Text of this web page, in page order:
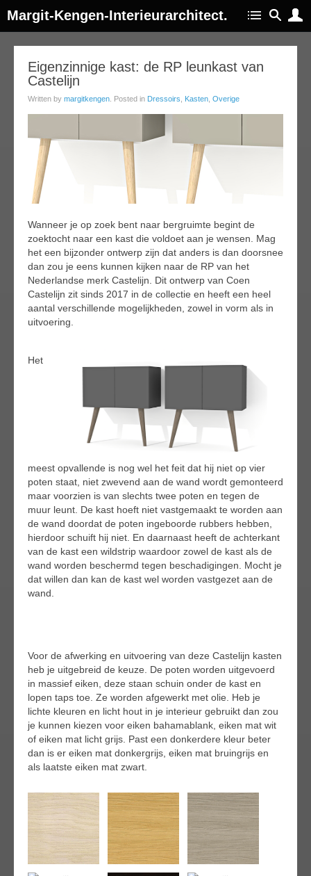
Margit-Kengen-Interieurarchitect.
Eigenzinnige kast: de RP leunkast van
Castelijn
Written by margitkengen . Posted in Dressoirs Kasten Overige
Wanneer je op zoek bent naar bergruimte begint de
zoektocht naar een kast die voldoet aan je wensen. Mag
het een bijzonder ontwerp zijn dat anders is dan doorsnee
dan zou je eens kunnen kijken naar de RP van het
Nederlandse merk Castelijn. Dit ontwerp van Coen
Castelijn zit sinds 2017 in de collectie en heeft een heel
aantal verschillende mogelijkheden, zowel in vorm als in
uitvoering.
Het
meest opvallende is nog wel het feit dat hij niet op vier
poten staat, niet zwevend aan de wand wordt gemonteerd
maar voorzien is van slechts twee poten en tegen de
muur leunt. De kast hoeft niet vastgemaakt te worden aan
de wand doordat de poten ingeboorde rubbers hebben,
hierdoor schuift hij niet. En daarnaast heeft de achterkant
van de kast een wildstrip waardoor zowel de kast als de
wand worden beschermd tegen beschadigingen. Mocht je
dat willen dan kan de kast wel worden vastgezet aan de
wand.
Voor de afwerking en uitvoering van deze Castelijn kasten
heb je uitgebreid de keuze. De poten worden uitgevoerd
in massief eiken, deze staan schuin onder de kast en
lopen taps toe. Ze worden afgewerkt met olie. Heb je
lichte kleuren en licht hout in je interieur gebruikt dan zou
je kunnen kiezen voor eiken bahamablank, eiken mat wit
of eiken mat licht grijs. Past een donkerdere kleur beter
dan is er eiken mat donkergrijs, eiken mat bruingrijs en
als laatste eiken mat zwart.